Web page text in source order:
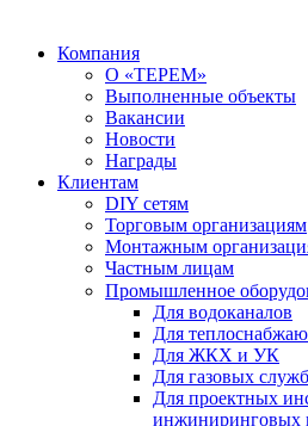
Компания
О «ТЕРЕМ»
Выполненные объекты
Вакансии
Новости
Награды
Клиентам
DIY сетям
Торговым организациям
Монтажным
Частным лицам
Промышленное
Для водоканалов
Для
Для ЖКХ и УК
Для газовых
Для проектных
инжиниринговых